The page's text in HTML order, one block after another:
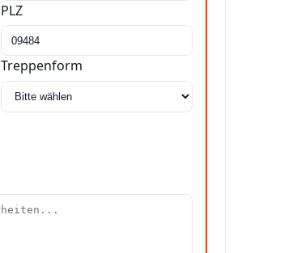
PLZ
Treppenform